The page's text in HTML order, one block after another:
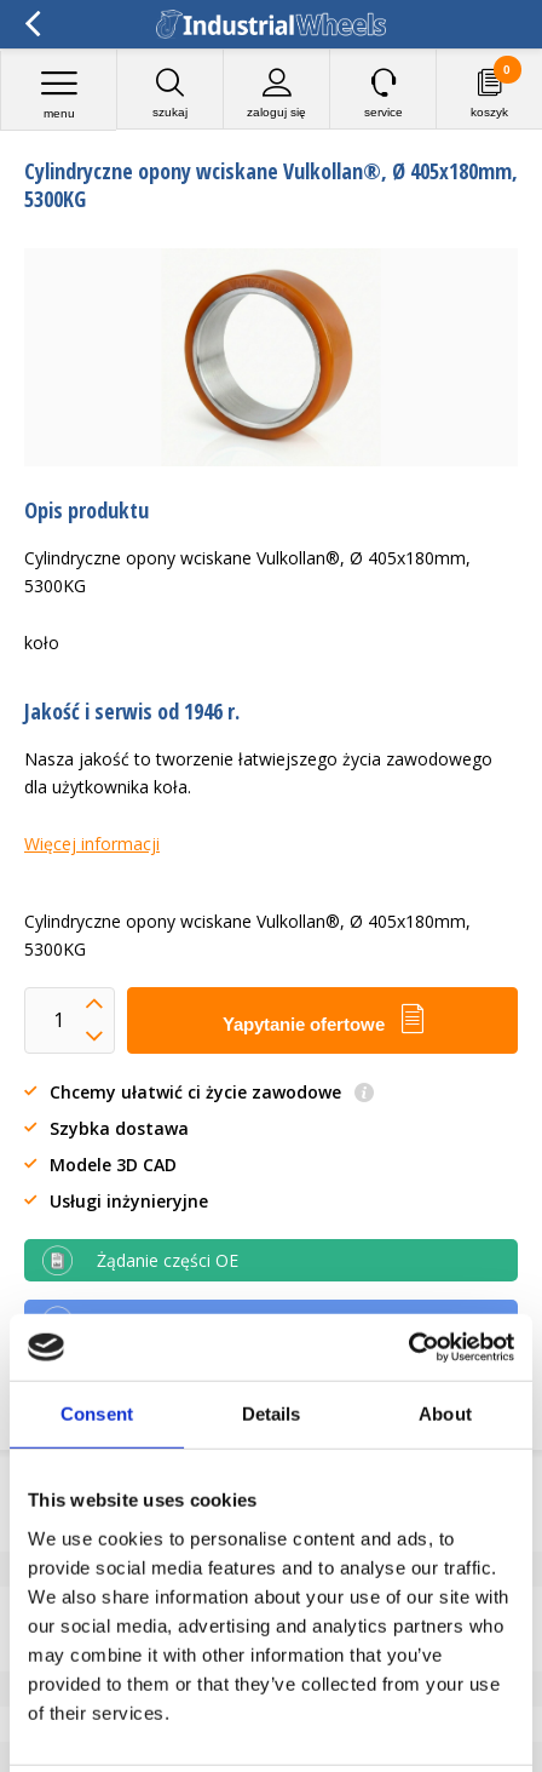
Consent Details About
This website uses cookies
We use cookies to personalise content and ads, to
provide social media features and to analyse our traffic.
We also share information about your use of our site with
our social media, advertising and analytics partners who
may combine it with other information that you’ve
provided to them or that they’ve collected from your use
of their services.
szukaj zaloguj się
menu service koszyk
0
Cylindryczne opony wciskane Vulkollan®, Ø 405x180mm,
5300KG
Opis produktu
Cylindryczne opony wciskane Vulkollan®, Ø 405x180mm,
5300KG
koło
Jakość i serwis od 1946 r.
Nasza jakość to tworzenie łatwiejszego życia zawodowego
dla użytkownika koła.
Więcej informacji
Cylindryczne opony wciskane Vulkollan®, Ø 405x180mm,
5300KG
Yapytanie ofertowe
Chcemy ułatwić ci życie zawodowe
Szybka dostawa
Modele 3D CAD
Usługi inżynieryjne
Żądanie części OE
Download PDF
Odpornosc chemiczna
Informacje o produkcie
SKU
FL4018305
EAN
8718116188780
Dane techniczne
Szerokość koła (mm)
180
Bieżnik
Vulkollan®
Temperatura
Seria
FL